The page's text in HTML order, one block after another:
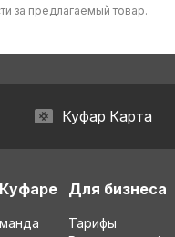
за предлагаемый товар.
Куфар Карта
Для бизнеса
Тарифы